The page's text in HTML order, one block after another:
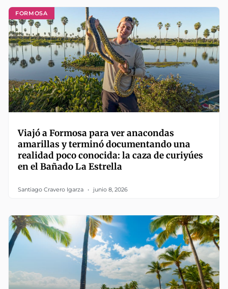
FORMOSA
Viajó a Formosa para ver anacondas
amarillas y terminó documentando una
realidad poco conocida: la caza de curiyúes
en el Bañado La Estrella
Santiago Cravero Igarza junio 8, 2026